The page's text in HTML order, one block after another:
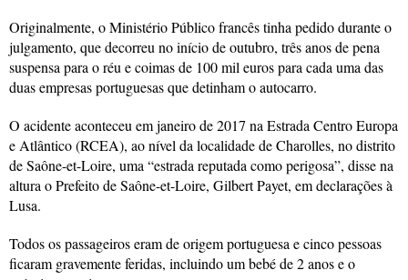
Originalmente, o Ministério Público francês tinha pedido durante o
julgamento, que decorreu no início de outubro, três anos de pena
suspensa para o réu e coimas de 100 mil euros para cada uma das
duas empresas portuguesas que detinham o autocarro.
O acidente aconteceu em janeiro de 2017 na Estrada Centro Europa
e Atlântico (RCEA), ao nível da localidade de Charolles, no distrito
de Saône-et-Loire, uma “estrada reputada como perigosa”, disse na
altura o Prefeito de Saône-et-Loire, Gilbert Payet, em declarações à
Lusa.
Todos os passageiros eram de origem portuguesa e cinco pessoas
ficaram gravemente feridas, incluindo um bebé de 2 anos e o